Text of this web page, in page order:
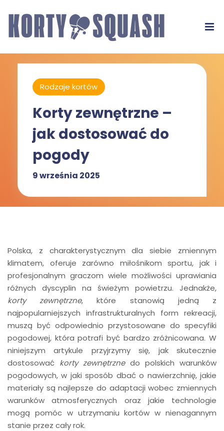
Rodzaje kortów
Korty zewnętrzne –
jak dostosować do
pogody
9 września 2025
Polska, z charakterystycznym dla siebie zmiennym
klimatem, oferuje zarówno miłośnikom sportu, jak i
profesjonalnym graczom wiele możliwości uprawiania
różnych dyscyplin na świeżym powietrzu. Jednakże,
korty zewnętrzne, które stanowią jedną z
najpopularniejszych infrastrukturalnych form rekreacji,
muszą być odpowiednio przystosowane do specyfiki
pogodowej, która potrafi być bardzo zróżnicowana. W
niniejszym artykule przyjrzymy się, jak skutecznie
dostosować korty zewnętrznedo polskich warunków
pogodowych, w jaki sposób dbać o nawierzchnię, jakie
materiały są najlepsze do adaptacji wobec zmiennych
warunków atmosferycznych oraz jakie technologie
mogą pomóc w utrzymaniu kortów w nienagannym
stanie przez cały rok.